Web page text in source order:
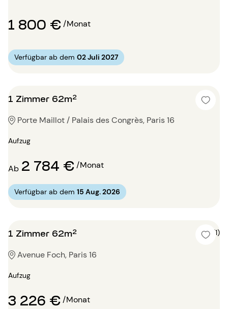
1 800 €/Monat
Verfügbar ab dem 02 Juli 2027
1 Zimmer 62m²
Porte Maillot / Palais des Congrès, Paris 16
Aufzug
Ab 2 784 €/Monat
Verfügbar ab dem 15 Aug. 2026
1 Zimmer 62m² 5 (1)
Avenue Foch, Paris 16
Aufzug
3 226 €/Monat